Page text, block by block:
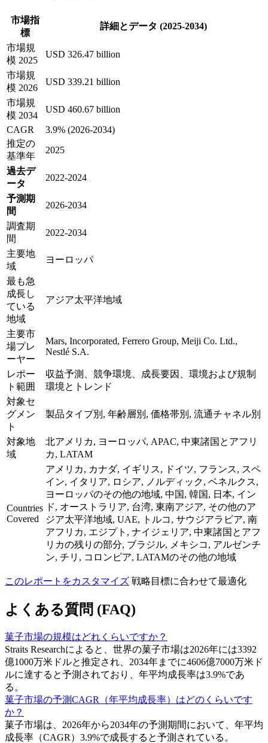
市場指
標
詳細とデータ (2025-2034)
市場規
模 2025
USD 326.47 billion
市場規
模 2026
USD 339.21 billion
市場規
模 2034
USD 460.67 billion
CAGR
3.9% (2026-2034)
推定の
基準年
2025
過去デ
ータ
2022-2024
予測期
間
2026-2034
調査期
間
2022-2034
主要地
域
ヨーロッパ
最も急
成長し
ている
地域
アジア太平洋地域
主要市
場プレ
ーヤー
Mars, Incorporated, Ferrero Group, Meiji Co. Ltd.,
Nestlé S.A.
レポー
ト範囲
収益予測、競争環境、成長要因、環境および規制
環境とトレンド
対象セ
グメン
ト
製品タイプ別, 年齢層別, 価格帯別, 流通チャネル別
対象地
域
北アメリカ, ヨーロッパ, APAC, 中東諸国とアフリ
カ, LATAM
Countries
Covered
アメリカ, カナダ, イギリス, ドイツ, フランス, スペ
イン, イタリア, ロシア, ノルディック, ベネルクス,
ヨーロッパのその他の地域, 中国, 韓国, 日本, イン
ド, オーストラリア, 台湾, 東南アジア, その他のア
ジア太平洋地域, UAE, トルコ, サウジアラビア, 南
アフリカ, エジプト, ナイジェリア, 中東諸国とアフ
リカの残りの部分, ブラジル, メキシコ, アルゼンチ
ン, チリ, コロンビア, LATAMのその他の地域
このレポートをカスタマイズ 戦略目標に合わせて最適化
よくある質問 (FAQ)
菓子市場の規模はどれくらいですか？
Straits Researchによると、世界の菓子市場は2026年には3392
億1000万米ドルと推定され、2034年までに4606億7000万米ド
ルに達すると予測されており、年平均成長率は3.9%であ
る。
菓子市場の予測CAGR（年平均成長率）はどのくらいです
か？
菓子市場は、2026年から2034年の予測期間において、年平均
成長率（CAGR）3.9%で成長すると予測されている。